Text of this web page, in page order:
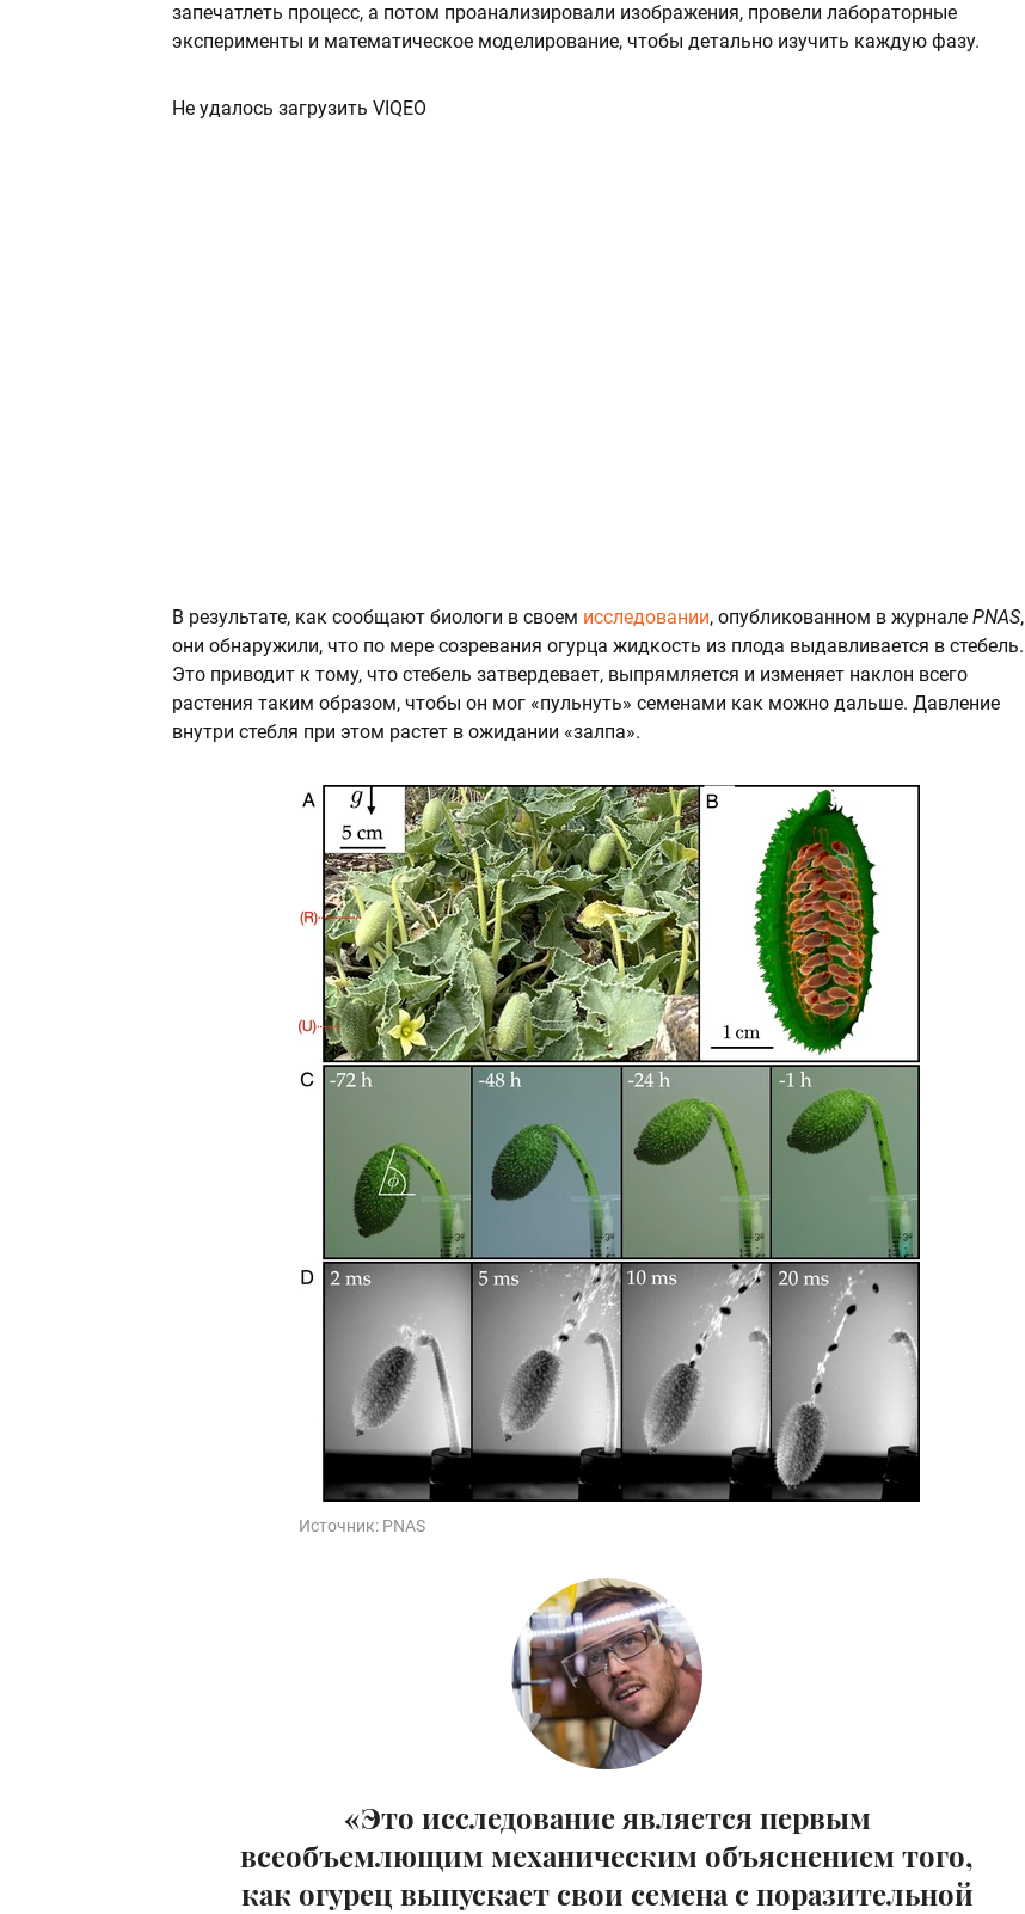
запечатлеть процесс, а потом проанализировали изображения, провели лабораторные
эксперименты и математическое моделирование, чтобы детально изучить каждую фазу.
Не удалось загрузить VIQEO
В результате, как сообщают биологи в своем исследовании, опубликованном в журнале PNAS,
они обнаружили, что по мере созревания огурца жидкость из плода выдавливается в стебель.
Это приводит к тому, что стебель затвердевает, выпрямляется и изменяет наклон всего
растения таким образом, чтобы он мог «пульнуть» семенами как можно дальше. Давление
внутри стебля при этом растет в ожидании «залпа».
Источник: PNAS
«Это исследование является первым
всеобъемлющим механическим объяснением того,
как огурец выпускает свои семена с поразительной